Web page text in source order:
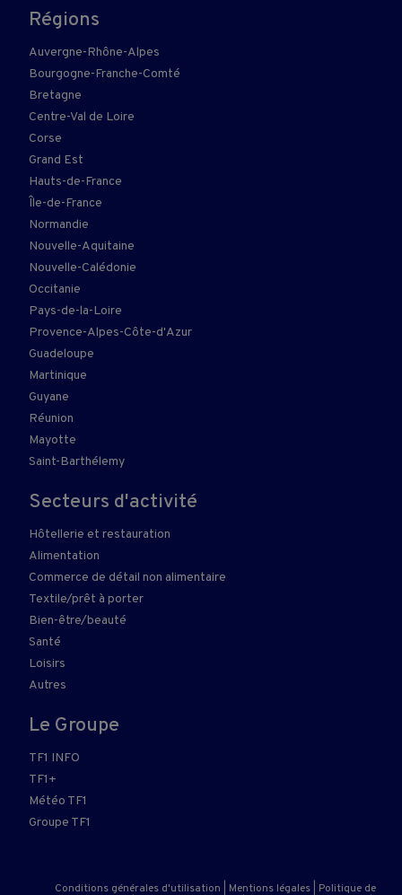
Régions
Auvergne-Rhône-Alpes
Bourgogne-Franche-Comté
Bretagne
Centre-Val de Loire
Corse
Grand Est
Hauts-de-France
Île-de-France
Normandie
Nouvelle-Aquitaine
Nouvelle-Calédonie
Occitanie
Pays-de-la-Loire
Provence-Alpes-Côte-d'Azur
Guadeloupe
Martinique
Guyane
Réunion
Mayotte
Saint-Barthélemy
Secteurs d'activité
Hôtellerie et restauration
Alimentation
Commerce de détail non alimentaire
Textile/prêt à porter
Bien-être/beauté
Santé
Loisirs
Autres
Le Groupe
TF1 INFO
TF1+
Météo TF1
Groupe TF1
Conditions générales d'utilisation Mentions légales Politique de